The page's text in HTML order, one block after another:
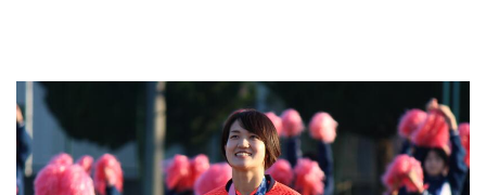
i
o
t